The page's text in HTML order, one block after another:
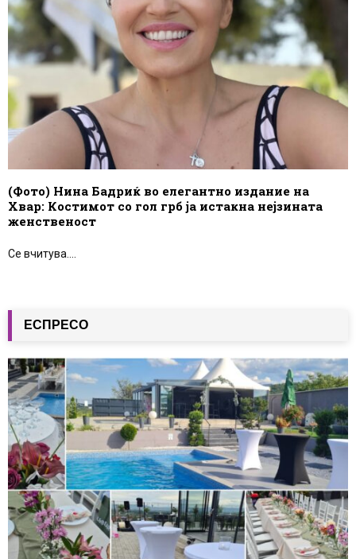
(Фото) Нина Бадриќ во елегантно издание на
Хвар: Костимот со гол грб ја истакна нејзината
женственост
Се вчитува....
ЕСПРЕСО